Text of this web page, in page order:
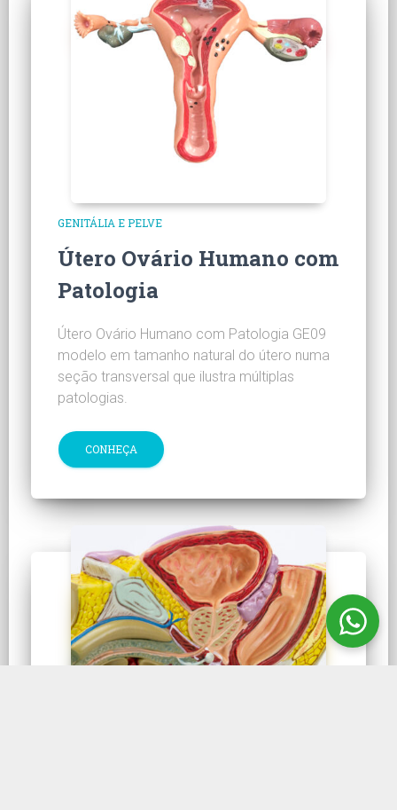
GENITÁLIA E PELVE
Útero Ovário Humano com
Patologia
Útero Ovário Humano com Patologia GE09
modelo em tamanho natural do útero numa
seção transversal que ilustra múltiplas
patologias.
CONHEÇA